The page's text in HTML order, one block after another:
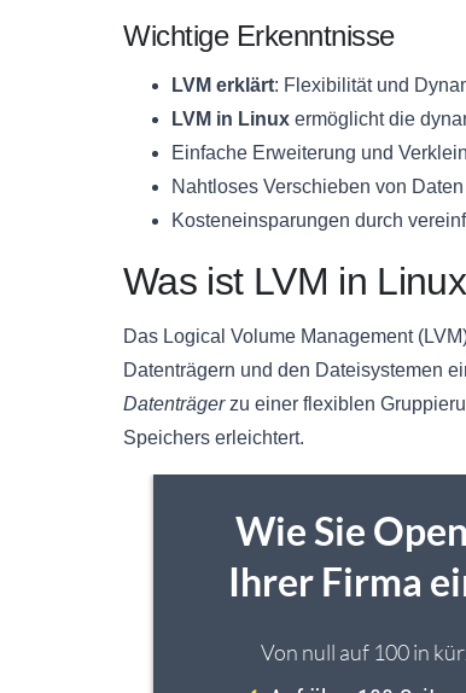
Wichtige Erkenntnisse
LVM erklärt: Flexibilität und
LVM in Linux ermöglicht die
Einfache Erweiterung und
Nahtloses Verschieben von
Kosteneinsparungen durch
Was ist LVM in
Das Logical Volume Management
Datenträgern und den Dateisystemen
Datenträgerzu einer flexiblen
Speichers erleichtert.